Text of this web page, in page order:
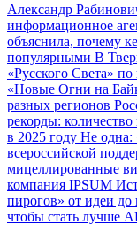
Александр
информационное
объяснила, почему
популярными В
«Русского Света»
«Новые Огни на
разных регионов
рекорды:
в 2025 году Не одна:
всероссийской
мицеллированные
компания IPSUM
пирогов» от идеи
чтобы стать лучше